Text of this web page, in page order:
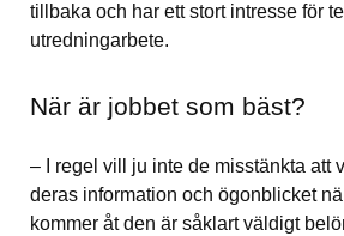
tillbaka och har ett stort intresse för
utredningarbete.
När är jobbet som bäst?
– I regel vill ju inte de misstänkta att
deras information och ögonblicket
kommer åt den är såklart väldigt